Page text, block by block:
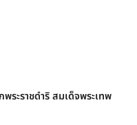
ะราชดำริ สมเด็จพระเทพ